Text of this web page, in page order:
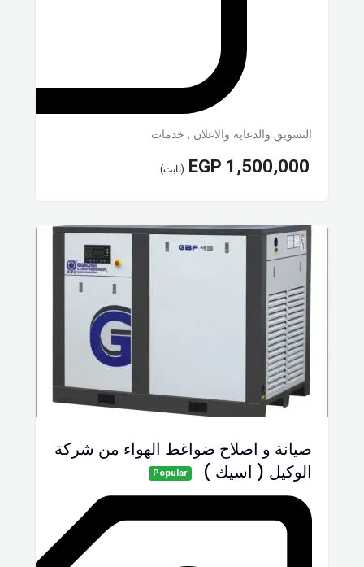
التسويق والدعاية والاعلان , خدمات
EGP 1,500,000 (ثابت)
صيانة و اصلاح ضواغط الهواء من شركة
الوكيل ( اسيك )
Popular